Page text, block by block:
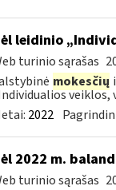
leidinio
turinio sąrašas
mokesčių
veiklos,
2022
2022 m.
turinio sąrašas